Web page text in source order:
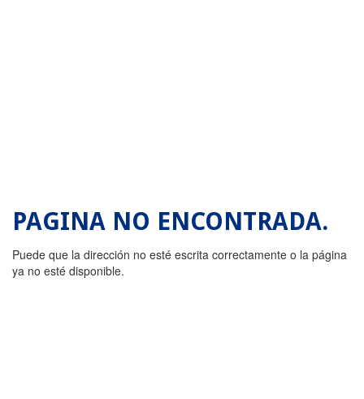
PAGINA NO ENCONTRADA.
Puede que la dirección no esté escrita correctamente o la página
ya no esté disponible.